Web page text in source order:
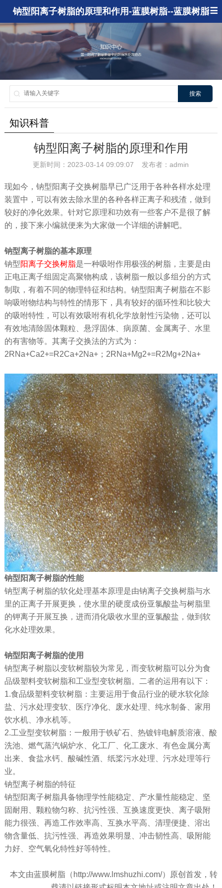
钠型阳离子树脂的原理和作用-蓝膜树脂--蓝膜树脂
搜索
知识科普
钠型阳离子树脂的原理和作用
更新时间：2023-03-14 09:09:07 发布者：admin
现如今，钠型阳离子交换树脂早已广泛用于各种各样水处理
装置中，可以有效去除水里的各种各样正离子和残渣，做到
较好的净化效果。针对它原理和功效有一些客户不是很了解
的，接下来小编就便来为大家做一个详细的讲解吧。
钠型离子树脂的基本原理
钠型阳离子交换树脂是一种吸咐作用极强的树脂，主要是由
正电正离子组固定高聚物构成，该树脂一般以多组分的方式
制取，有着不同的物理特征和结构。钠型阳离子树脂在不影
响吸咐物结构与特性的情形下，具有较好的循环性和比较大
的吸咐特性，可以有效吸咐有机化学放射性污染物，还可以
有效地清除固体颗粒、悬浮固体、病原菌、金属离子、水里
的有害物等。其离子交换法的方式为：
2RNa+Ca2+=R2Ca+2Na+；2RNa+Mg2+=R2Mg+2Na+
钠型阳离子树脂的性能
钠型离子树脂的软化处理基本原理是由钠离子交换树脂与水
里的正离子开展更换，使水里的硬度成份亚氯酸盐与树脂里
的钾离子开展互换，进而消化吸收水里的亚氯酸盐，做到软
化水处理效果。
钠型阳离子树脂的使用
钠型离子树脂以变软树脂较为常见，而变软树脂可以分为食
品级塑料变软树脂和工业型变软树脂。二者的运用有以下：
1.食品级塑料变软树脂：主要运用于食品行业的硬水软化除
盐、污水处理变软、医疗净化、废水处理、纯水制备、家用
饮水机、净水机等。
2.工业型变软树脂：一般用于铁矿石、热镀锌电解质溶液、酸
洗池、燃气蒸汽锅炉水、化工厂、化工废水、有色金属分离
出来、食盐水钙、酸碱性酒、纸桨污水处理、污水处理等行
业。
钠型离子树脂的特征
钠型阳离子树脂具备物理学性能稳定、产水量性能稳定、坚
固耐用、颗粒物匀称、抗污性强、互换速度更快、离子吸附
能力很强、再造工作效率高、互换水平高、清理便捷、溶出
物含量低、抗污性强、再造效果明显、冲击韧性高、吸附能
力好、空气氧化特性好等特性。
本文由蓝膜树脂（http://www.lmshuzhi.com/）原创首发，转